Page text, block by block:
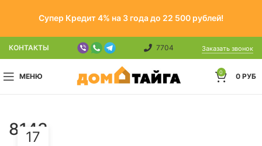
Супер Кредит 4% на 3 года до 22 500 рублей!
КОНТАКТЫ 7704 Заказать звонок
МЕНЮ 0 0 РУБ
8143
17